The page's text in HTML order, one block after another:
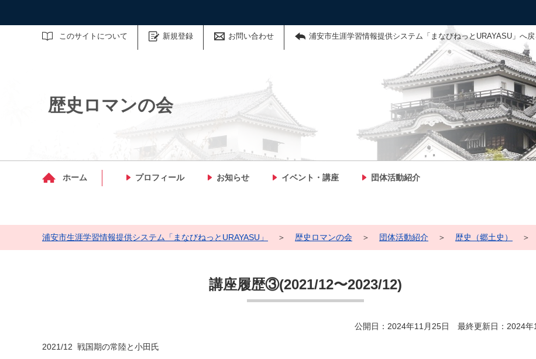
このサイトについて 新規登録 お問い合わせ 浦安市生涯学習情報提供システム「まなびねっとURAYASU」へ戻
サイト内検索
歴史ロマンの会
ホーム プロフィール お知らせ イベント・講座 団体活動紹介
マイメディア検索
浦安市生涯学習情報提供システム「まなびねっとURAYASU」 ＞ 歴史ロマンの会 ＞ 団体活動紹介 ＞ 歴史（郷土史） ＞
講座履歴③(2021/12〜2023/12)
公開日：2024年11月25日 最終更新日：2024年
2021/12 戦国期の常陸と小田氏